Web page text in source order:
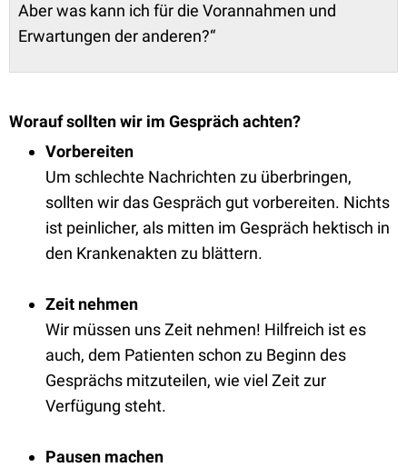
Aber was kann ich für die Vorannahmen und
Erwartungen der anderen?“
Worauf sollten wir im Gespräch achten?
Vorbereiten
Um schlechte Nachrichten zu überbringen,
sollten wir das Gespräch gut vorbereiten. Nichts
ist peinlicher, als mitten im Gespräch hektisch in
den Krankenakten zu blättern.
Zeit nehmen
Wir müssen uns Zeit nehmen! Hilfreich ist es
auch, dem Patienten schon zu Beginn des
Gesprächs mitzuteilen, wie viel Zeit zur
Verfügung steht.
Pausen machen